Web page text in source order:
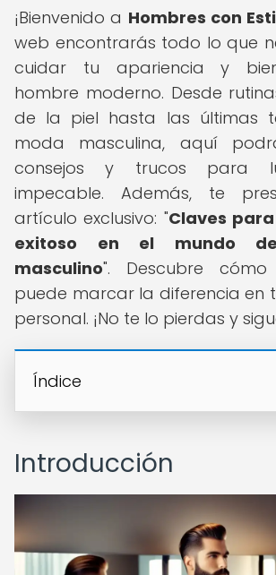
¡Bienvenido a Hombres con
web encontrarás todo lo que
cuidar tu apariencia y
hombre moderno. Desde
de la piel hasta las últimas
moda masculina, aquí
consejos y trucos para
impecable. Además, te
artículo exclusivo: "Claves
exitoso en el mundo
masculino". Descubre
puede marcar la diferencia en
personal. ¡No te lo pierdas y
Índice
Introducción